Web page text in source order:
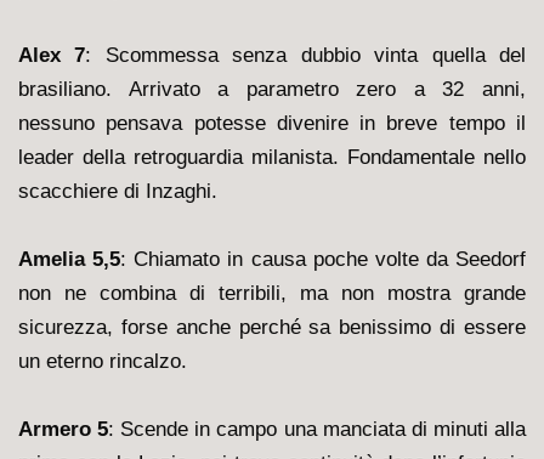
Alex 7: Scommessa senza dubbio vinta quella del
brasiliano. Arrivato a parametro zero a 32 anni,
nessuno pensava potesse divenire in breve tempo il
leader della retroguardia milanista. Fondamentale nello
scacchiere di Inzaghi.
Amelia 5,5: Chiamato in causa poche volte da Seedorf
non ne combina di terribili, ma non mostra grande
sicurezza, forse anche perché sa benissimo di essere
un eterno rincalzo.
Armero 5: Scende in campo una manciata di minuti alla